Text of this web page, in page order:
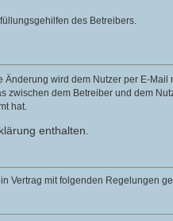
des Betreibers.
wird dem Nutzer per E-Mail
dem Betreiber und dem
hat.
enthalten.
Vertrag mit folgenden Regelungen